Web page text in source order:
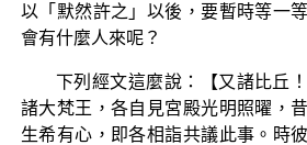
以「默然許之」以後，要暫時等一
會有什麼人來呢？
下列經文這麼說：【又諸比丘
諸大梵王，各自見宮殿光明照曜，
生希有心，即各相詣共議此事。時